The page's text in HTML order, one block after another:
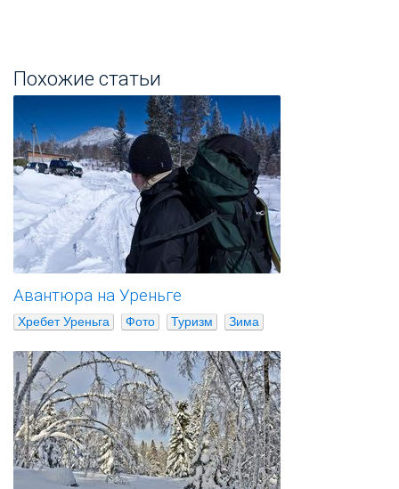
Похожие статьи
Авантюра на Уреньге
Хребет Уреньга Фото Туризм Зима